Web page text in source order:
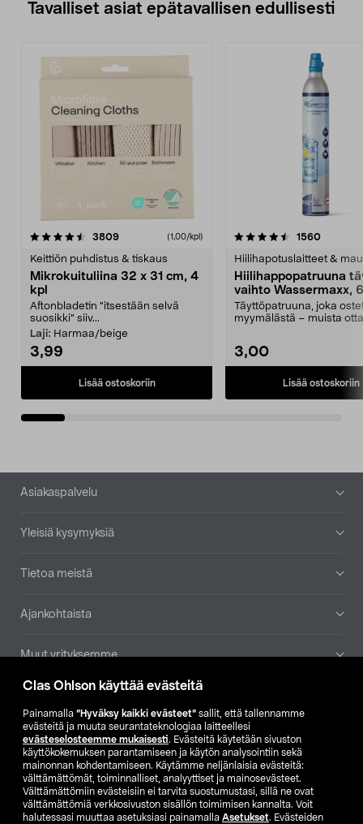
Clas Ohlson käyttää evästeitä
Painamalla ”Hyväksy kaikki evästeet” sallit, että tallennamme
evästeitä ja muuta seurantateknologiaa laitteellesi
evästeselosteemme mukaisesti. Evästeitä käytetään sivuston
käyttökokemuksen parantamiseen ja käytön analysointiin sekä
mainonnan kohdentamiseen. Käytämme neljänlaisia evästeitä:
välttämättömät, toiminnalliset, analyyttiset ja mainosevästeet.
Välttämättömiin evästeisiin ei tarvita suostumustasi, sillä ne ovat
välttämättömiä verkkosivuston sisällön toimimisen kannalta. Voit
halutessasi muuttaa asetuksiasi painamalla Asetukset. Evästeiden
Tavalliset asiat epätavallisen edullisesti
3809arvostelut (1,00/kpl)
Keittiön puhdistus & tiskaus
Mikrokuituliina 32 x 31 cm, 4
kpl
Aftonbladetin "itsestään selvä
suosikki" siiv...
Laji: Harmaa/beige
3,99
Lisää ostoskoriin
4.5viidestä
1560
Hiilihapotuslaitteet &
Hiilihappopatruuna
vaihto Wassermaxx,
Täyttöpatruuna, joka
myymälästä – muista
3,00
Lisää ostoskoriin
4.5viidestä
Alatunniste
Asiakaspalvelu
Yleisiä kysymyksiä
Tietoa meistä
Ajankohtaista
Muut yrityksemme
Etsi myymälä
SE NO FI
FI SV